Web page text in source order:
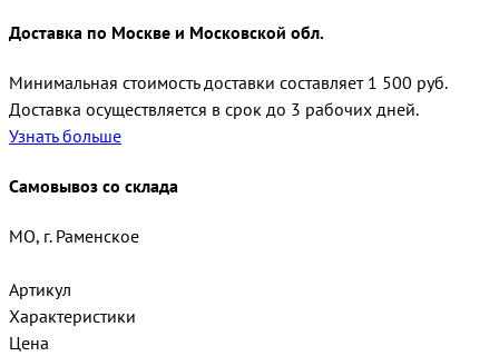
Доставка по Москве и Московской обл.
Минимальная стоимость доставки составляет 1 500 руб.
Доставка осуществляется в срок до 3 рабочих дней.
Узнать больше
Самовывоз со склада
МО, г. Раменское
Артикул
Характеристики
Цена